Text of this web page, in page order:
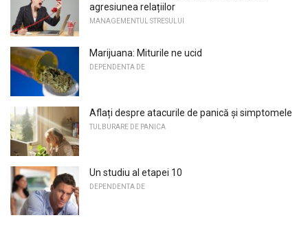
agresiunea relațiilor
MANAGEMENTUL STRESULUI
Marijuana: Miturile ne ucid
DEPENDENTA DE
Aflați despre atacurile de panică și simptomele
TULBURARE DE PANICA
Un studiu al etapei 10
DEPENDENTA DE